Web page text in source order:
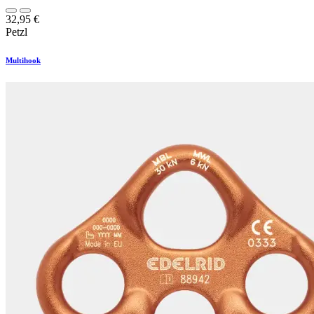
32,95 €
Petzl
Multihook